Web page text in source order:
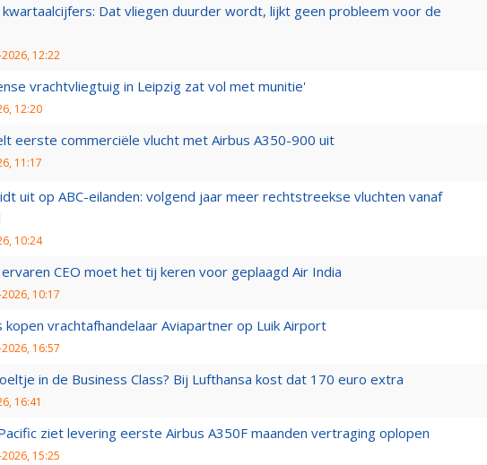
kwartaalcijfers: Dat vliegen duurder wordt, lijkt geen probleem voor de
12:22
vrachtvliegtuig in Leipzig zat vol met munitie'
12:20
eerste commerciële vlucht met Airbus A350-900 uit
11:17
uit op ABC-eilanden: volgend jaar meer rechtstreekse vluchten vanaf
10:24
CEO moet het tij keren voor geplaagd Air India
10:17
kopen vrachtafhandelaar Aviapartner op Luik Airport
16:57
in de Business Class? Bij Lufthansa kost dat 170 euro extra
16:41
ziet levering eerste Airbus A350F maanden vertraging oplopen
15:25